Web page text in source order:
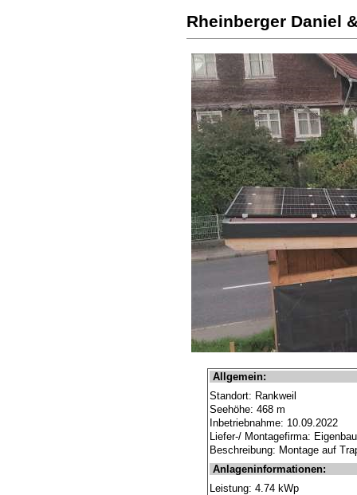
Rheinberger Daniel
Allgemein:
Standort: Rankweil
Seehöhe: 468 m
Inbetriebnahme: 10.09.2022
Liefer-/ Montagefirma: Eigenbau
Beschreibung: Montage auf
Anlageninformationen:
Leistung: 4.74 kWp